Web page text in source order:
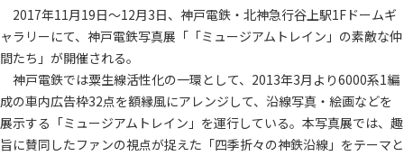
2017年11月19日～12月3日、神戸電鉄・北神急行谷上駅1Fドームギ
ャラリーにて、神戸電鉄写真展「「ミュージアムトレイン」の素敵な仲
間たち」が開催される。
神戸電鉄では粟生線活性化の一環として、2013年3月より6000系1編
成の車内広告枠32点を額縁風にアレンジして、沿線写真・絵画などを
展示する「ミュージアムトレイン」を運行している。本写真展では、趣
旨に賛同したファンの視点が捉えた「四季折々の神鉄沿線」をテーマと